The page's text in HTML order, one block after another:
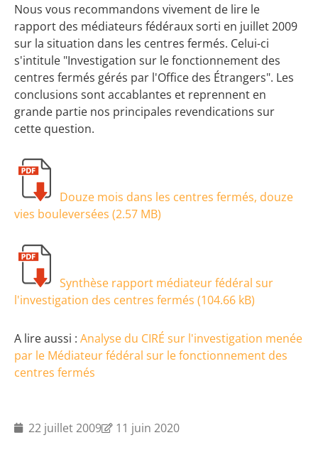
Nous vous recommandons vivement de lire le
rapport des médiateurs fédéraux sorti en juillet 2009
sur la situation dans les centres fermés. Celui-ci
s'intitule "Investigation sur le fonctionnement des
centres fermés gérés par l'Office des Étrangers". Les
conclusions sont accablantes et reprennent en
grande partie nos principales revendications sur
cette question.
Douze mois dans les centres fermés, douze
vies bouleversées (2.57 MB)
Synthèse rapport médiateur fédéral sur
l'investigation des centres fermés (104.66 kB)
A lire aussi : Analyse du CIRÉ sur l'investigation menée
par le Médiateur fédéral sur le fonctionnement des
centres fermés
22 juillet 2009 11 juin 2020